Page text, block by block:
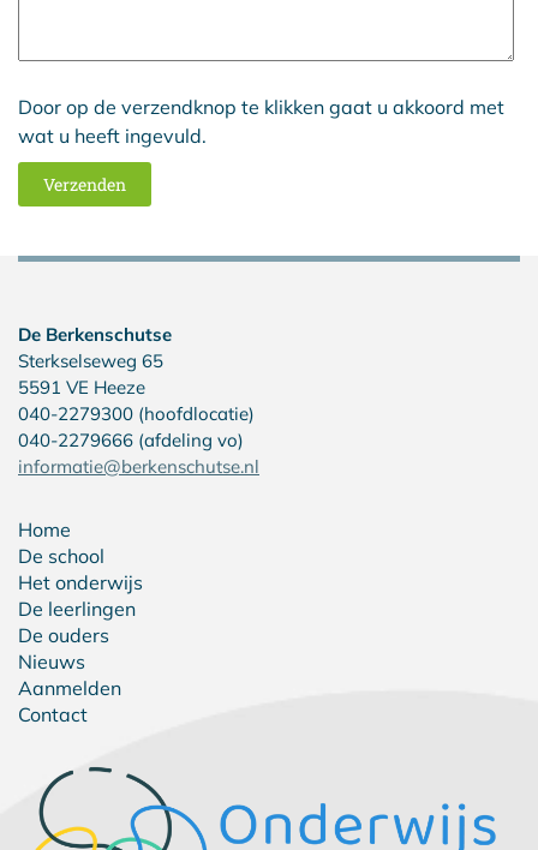
Door op de verzendknop te klikken gaat u akkoord met
wat u heeft ingevuld.
Verzenden
De Berkenschutse
Sterkselseweg 65
5591 VE Heeze
040-2279300 (hoofdlocatie)
040-2279666 (afdeling vo)
informatie@berkenschutse.nl
Home
De school
Het onderwijs
De leerlingen
De ouders
Nieuws
Aanmelden
Contact